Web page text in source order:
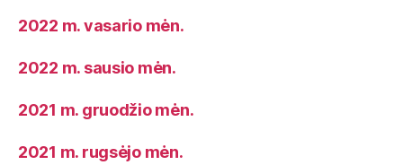
2022 m. vasario mėn.
2022 m. sausio mėn.
2021 m. gruodžio mėn.
2021 m. rugsėjo mėn.